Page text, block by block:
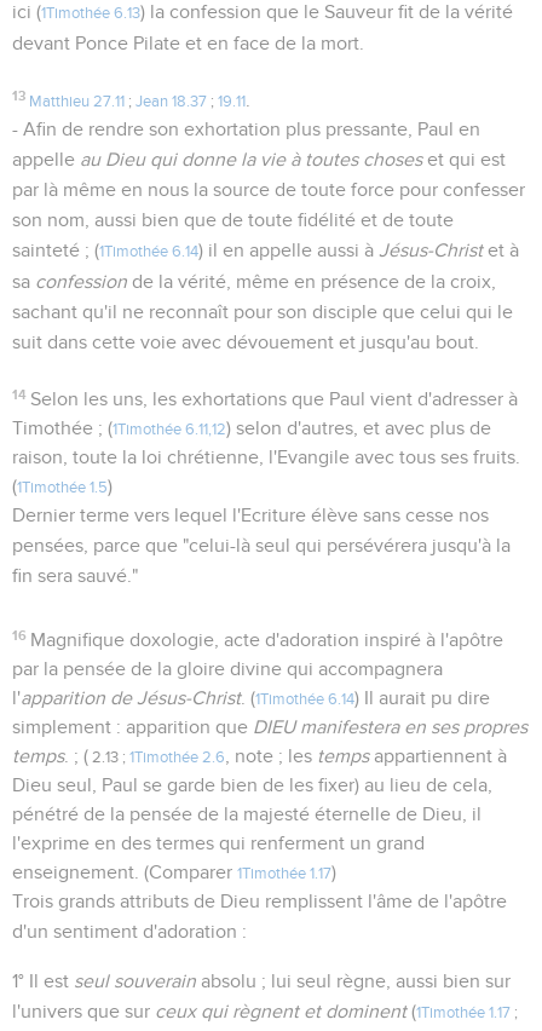
ici (1Timothée 6.13) la confession que le Sauveur fit de la vérité
devant Ponce Pilate et en face de la mort.
13 Matthieu 27.11 ;Jean 18.37 ;19.11
- Afin de rendre son exhortation plus pressante, Paul en
appelle au Dieu qui donne la vie à toutes choseset qui est
par là même en nous la source de toute force pour confesser
son nom, aussi bien que de toute fidélité et de toute
sainteté ; (1Timothée 6.14) il en appelle aussi à Jésus-Christet à
sa confession de la vérité, même en présence de la croix,
sachant qu'il ne reconnaît pour son disciple que celui qui le
suit dans cette voie avec dévouement et jusqu'au bout.
14 Selon les uns, les exhortations que Paul vient d'adresser à
Timothée ; (1Timothée 6.11,12) selon d'autres, et avec plus de
raison, toute la loi chrétienne, l'Evangile avec tous ses fruits.
(1Timothée 1.5)
Dernier terme vers lequel l'Ecriture élève sans cesse nos
pensées, parce que "celui-là seul qui persévérera jusqu'à la
fin sera sauvé."
16 Magnifique doxologie, acte d'adoration inspiré à l'apôtre
par la pensée de la gloire divine qui accompagnera
l'apparition de Jésus-Christ. (1Timothée 6.14) Il aurait pu dire
simplement : apparition que DIEU manifestera en ses propres
temps. ; ( 2.13 ; 1Timothée 2.6 , note ; les tempsappartiennent à
Dieu seul, Paul se garde bien de les fixer) au lieu de cela,
pénétré de la pensée de la majesté éternelle de Dieu, il
l'exprime en des termes qui renferment un grand
enseignement. (Comparer 1Timothée 1.17)
Trois grands attributs de Dieu remplissent l'âme de l'apôtre
d'un sentiment d'adoration :
1° Il est seul souverain absolu ; lui seul règne, aussi bien sur
l'univers que sur ceux qui règnent et dominent(1Timothée 1.17 ;